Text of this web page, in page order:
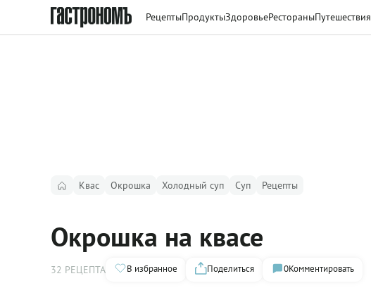
РецептыПродуктыЗдоровьеРестораныПутешествия
Квас Окрошка Холодный суп Суп Рецепты
Окрошка на квасе
32 РЕЦЕПТА В избранное Поделиться 0Комментировать